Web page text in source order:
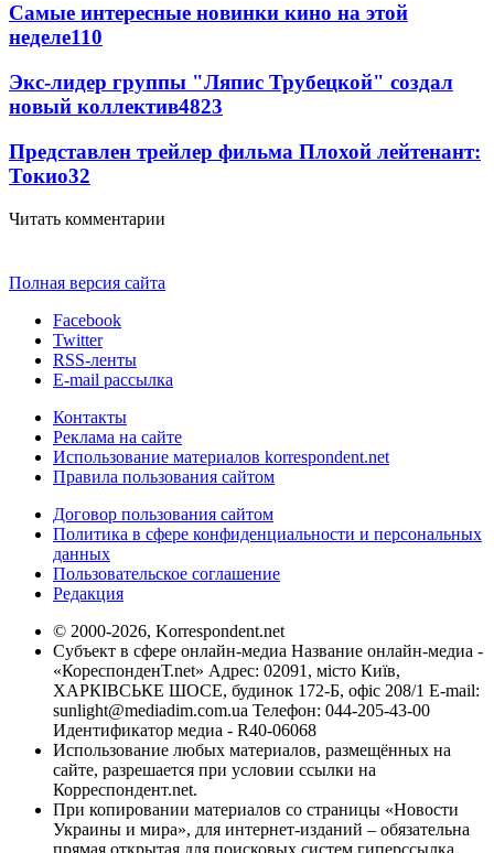
Самые интересные новинки кино на этой
неделе110
Экс-лидер группы "Ляпис Трубецкой" создал
новый коллектив4823
Представлен трейлер фильма Плохой лейтенант:
Токио32
Читать комментарии
Полная версия сайта
Facebook
Twitter
RSS-ленты
E-mail рассылка
Контакты
Реклама на сайте
Использование материалов korrespondent.net
Правила пользования сайтом
Договор пользования сайтом
Политика в сфере конфиденциальности и персональных
данных
Пользовательское соглашение
Редакция
© 2000-2026, Korrespondent.net
Субъект в сфере онлайн-медиа Название онлайн-медиа -
«КореспонденТ.net» Адрес: 02091, місто Київ,
ХАРКІВСЬКЕ ШОСЕ, будинок 172-Б, офіс 208/1 E-mail:
sunlight@mediadim.com.ua Телефон: 044-205-43-00
Идентификатор медиа - R40-06068
Использование любых материалов, размещённых на
сайте, разрешается при условии ссылки на
Корреспондент.net.
При копировании материалов со страницы «Новости
Украины и мира», для интернет-изданий – обязательна
прямая открытая для поисковых систем гиперссылка.